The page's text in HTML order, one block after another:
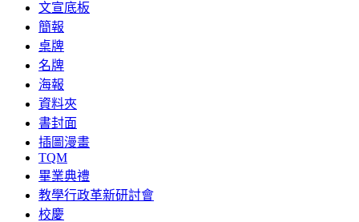
文宣底板
簡報
桌牌
名牌
海報
資料夾
書封面
插圖漫畫
TQM
畢業典禮
教學行政革新研討會
校慶